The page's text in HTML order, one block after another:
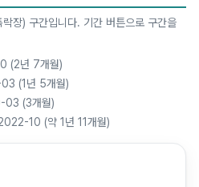
장) 구간입니다. 기간 버튼으로 구간을
(2년 7개월)
(1년 5개월)
(3개월)
10 (약 1년 11개월)